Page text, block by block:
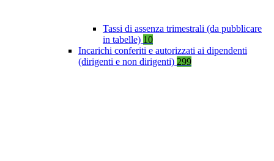
Tassi di assenza trimestrali (da pubblicare
in tabelle) 10
Incarichi conferiti e autorizzati ai dipendenti
(dirigenti e non dirigenti) 299